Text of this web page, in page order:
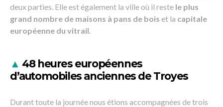
deux parties. Elle est également la ville où il reste le plus
grand nombre de maisons à pans de bois et la capitale
européenne du vitrail.
▲ 48 heures européennes
d’automobiles anciennes de Troyes
Durant toute la journée nous étions accompagnées de trois